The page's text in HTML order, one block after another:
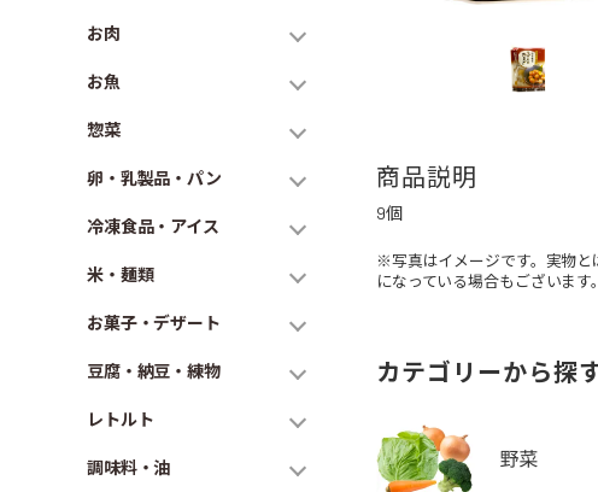
お肉
お魚
惣菜
卵・乳製品・パン
冷凍食品・アイス
米・麺類
お菓子・デザート
豆腐・納豆・練物
レトルト
調味料・油
商品説明
9個
※写真はイメージです。実物と
になっている場合もございま
カテゴリーから探